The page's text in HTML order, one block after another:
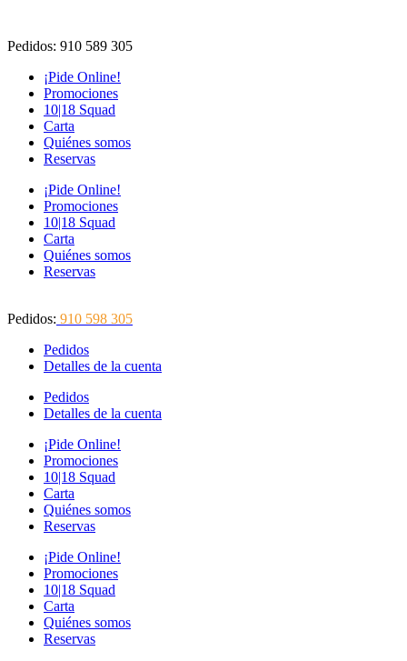
contenido
Pedidos: 910 589 305
¡Pide Online!
Promociones
10|18 Squad
Carta
Quiénes somos
Reservas
¡Pide Online!
Promociones
10|18 Squad
Carta
Quiénes somos
Reservas
Pedidos: 910 598 305
Pedidos
Detalles de la cuenta
Pedidos
Detalles de la cuenta
¡Pide Online!
Promociones
10|18 Squad
Carta
Quiénes somos
Reservas
¡Pide Online!
Promociones
10|18 Squad
Carta
Quiénes somos
Reservas